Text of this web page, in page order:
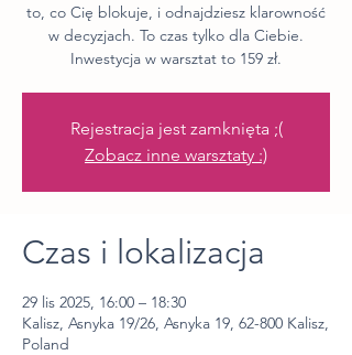
to, co Cię blokuje, i odnajdziesz klarowność
w decyzjach. To czas tylko dla Ciebie.
Inwestycja w warsztat to 159 zł.
Rejestracja jest zamknięta ;(
Zobacz inne warsztaty :)
Czas i lokalizacja
29 lis 2025, 16:00 – 18:30
Kalisz, Asnyka 19/26, Asnyka 19, 62-800 Kalisz,
Poland